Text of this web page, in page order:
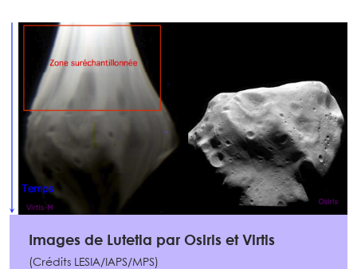
Images de Lutetia par Osiris et Virtis
(Crédits LESIA/IAPS/MPS)